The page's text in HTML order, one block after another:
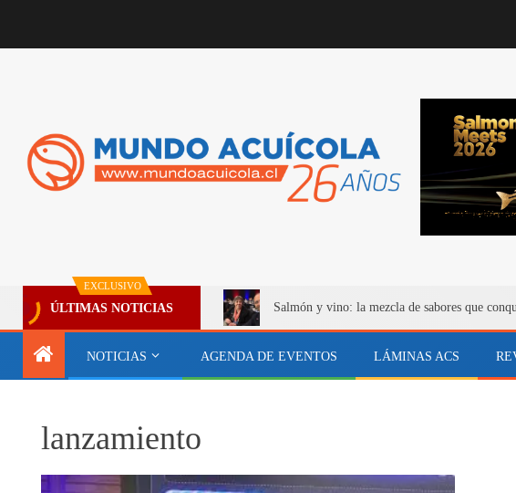
EXCLUSIVO
ÚLTIMAS NOTICIAS Salmón y vino: la mezcla de sabores que
NOTICIAS AGENDA DE EVENTOS LÁMINAS ACS
lanzamiento